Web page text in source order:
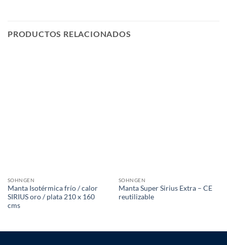
PRODUCTOS RELACIONADOS
SOHNGEN
Manta Isotérmica frío / calor
SIRIUS oro / plata 210 x 160
cms
SOHNGEN
Manta Super Sirius Extra – CE
reutilizable